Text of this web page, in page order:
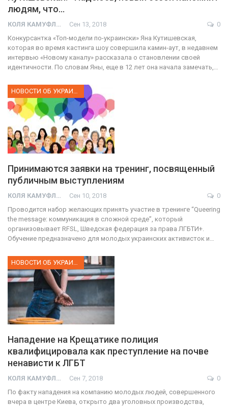
людям, что…
КОЛЯ КАМУФЛЯЖ Сен 13, 2018
0
Конкурсантка «Топ-модели по-украински» Яна Кутишевская,
которая во время кастинга шоу совершила камин-аут, в недавнем
интервью «Новому каналу» рассказала о становлении своей
идентичности. По словам Яны, еще в 12 лет она начала замечать,…
НОВОСТИ ОБ УКРАИНЕ
Принимаются заявки на тренинг, посвященный
публичным выступлениям
КОЛЯ КАМУФЛЯЖ Сен 10, 2018
0
Проводится набор желающих принять участие в тренинге “Queering
the message: коммуникация в сложной среде”, который
организовывает RFSL, Шведская федерация за права ЛГБТИ+.
Обучение предназначено для молодых украинских активисток и…
Нападение на Крещатике полиция
квалифицировала как преступление на почве
ненависти к ЛГБТ
КОЛЯ КАМУФЛЯЖ Сен 7, 2018
0
По факту нападения на компанию молодых людей, совершенного
вчера в центре Киева, открыто два уголовных производства,